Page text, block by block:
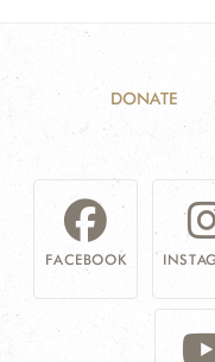
DONATE
FACEBOOK